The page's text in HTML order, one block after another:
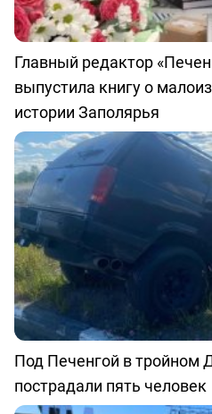
Главный редактор
выпустила книгу о
истории Заполярья
Под Печенгой в
пострадали пять человек